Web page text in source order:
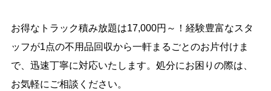
お得なトラック積み放題は17,000円～！経験豊富なスタ
ッフが1点の不用品回収から一軒まるごとのお片付けま
で、迅速丁寧に対応いたします。処分にお困りの際は、
お気軽にご相談ください。